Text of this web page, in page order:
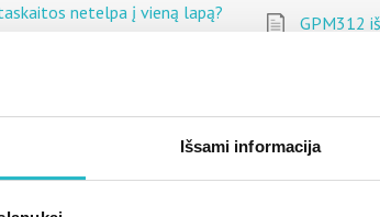
Išsami informacija
netelpa į vieną lapą?
ataskaitos konfigūracija
GPM312
Kodėl
Įvairūs